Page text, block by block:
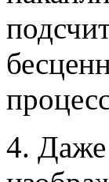
4. Даже